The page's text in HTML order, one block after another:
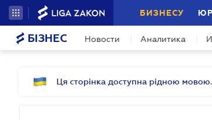
БИЗНЕСУ
БІЗНЕС Новости Аналитика
Ця сторінка доступна рідною мовою.